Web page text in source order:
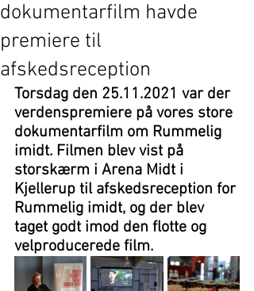
dokumentarfilm havde
premiere til
afskedsreception
Torsdag den 25.11.2021 var der
verdenspremiere på vores store
dokumentarfilm om Rummelig
imidt. Filmen blev vist på
storskærm i Arena Midt i
Kjellerup til afskedsreception for
Rummelig imidt, og der blev
taget godt imod den flotte og
velproducerede film.